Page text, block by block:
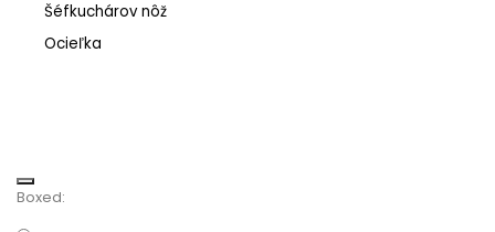
Šéfkuchárov nôž
Ocieľka
Boxed: